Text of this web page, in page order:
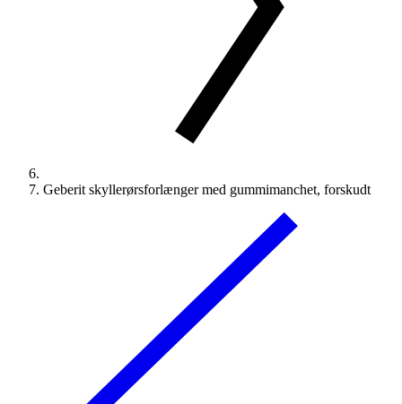
Geberit skyllerørsforlænger med gummimanchet, forskudt